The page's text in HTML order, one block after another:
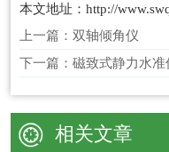
本文地址：http://
上一篇： 双轴倾角仪
下一篇： 磁致式静力水准
相关文章